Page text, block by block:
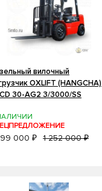
вилочный
OXLIFT (HANGCHA)
30-AG2 3/3000/SS
000 ₽ 1 252 000 ₽